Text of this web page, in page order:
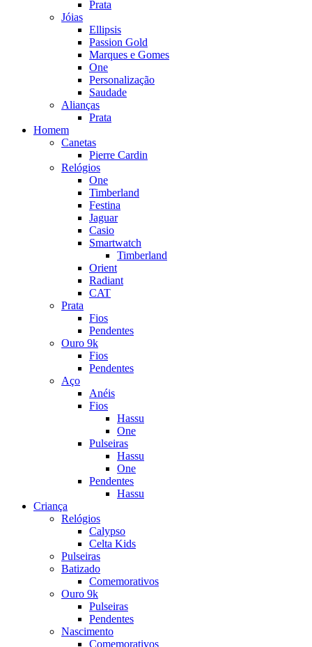
Prata
Jóias
Ellipsis
Passion Gold
Marques e Gomes
One
Personalização
Saudade
Alianças
Prata
Homem
Canetas
Pierre Cardin
Relógios
One
Timberland
Festina
Jaguar
Casio
Smartwatch
Timberland
Orient
Radiant
CAT
Prata
Fios
Pendentes
Ouro 9k
Fios
Pendentes
Aço
Anéis
Fios
Hassu
One
Pulseiras
Hassu
One
Pendentes
Hassu
Criança
Relógios
Calypso
Celta Kids
Pulseiras
Batizado
Comemorativos
Ouro 9k
Pulseiras
Pendentes
Nascimento
Comemorativos